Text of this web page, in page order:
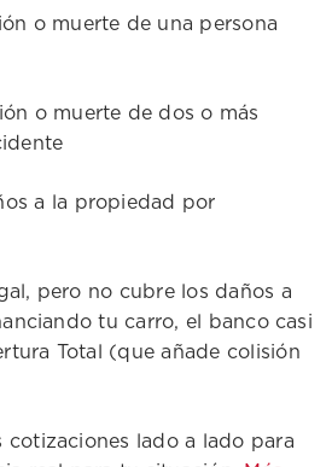
o muerte de una persona
o muerte de dos o más
a la propiedad por
pero no cubre los daños a
tu carro, el banco casi
Total (que añade colisión
cotizaciones lado a lado para